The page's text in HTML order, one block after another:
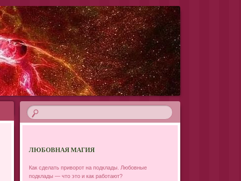
ЛЮБОВНАЯ МАГИЯ
Как сделать приворот на подклады. Любовные
подклады — что это и как работают?